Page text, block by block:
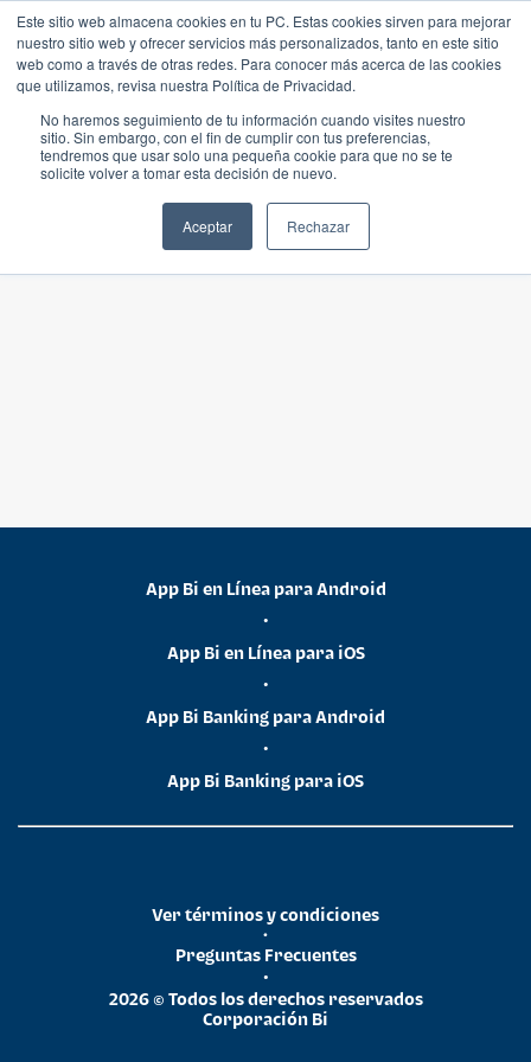
Este sitio web almacena cookies en tu PC. Estas cookies sirven para mejorar
nuestro sitio web y ofrecer servicios más personalizados, tanto en este sitio
web como a través de otras redes. Para conocer más acerca de las cookies
que utilizamos, revisa nuestra Política de Privacidad.
No haremos seguimiento de tu información cuando visites nuestro
sitio. Sin embargo, con el fin de cumplir con tus preferencias,
tendremos que usar solo una pequeña cookie para que no se te
solicite volver a tomar esta decisión de nuevo.
Aceptar Rechazar
App Bi en Línea para Android
•
App Bi en Línea para iOS
•
App Bi Banking para Android
•
App Bi Banking para iOS
2026 © Todos los derechos reservados
Corporación Bi
•
Preguntas Frecuentes
•
Ver términos y condiciones